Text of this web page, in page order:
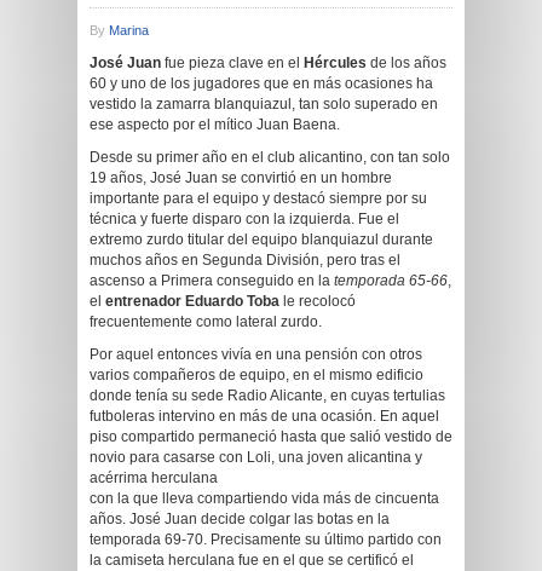
By Marina
José Juan fue pieza clave en el Hércules de los años
60 y uno de los jugadores que en más ocasiones ha
vestido la zamarra blanquiazul, tan solo superado en
ese aspecto por el mítico Juan Baena.
Desde su primer año en el club alicantino, con tan solo
19 años, José Juan se convirtió en un hombre
importante para el equipo y destacó siempre por su
técnica y fuerte disparo con la izquierda. Fue el
extremo zurdo titular del equipo blanquiazul durante
muchos años en Segunda División, pero tras el
ascenso a Primera conseguido en la temporada 65-66,
el entrenador Eduardo Toba le recolocó
frecuentemente como lateral zurdo.
Por aquel entonces vivía en una pensión con otros
varios compañeros de equipo, en el mismo edificio
donde tenía su sede Radio Alicante, en cuyas tertulias
futboleras intervino en más de una ocasión. En aquel
piso compartido permaneció hasta que salió vestido de
novio para casarse con Loli, una joven alicantina y
acérrima herculana
con la que lleva compartiendo vida más de cincuenta
años. José Juan decide colgar las botas en la
temporada 69-70. Precisamente su último partido con
la camiseta herculana fue en el que se certificó el